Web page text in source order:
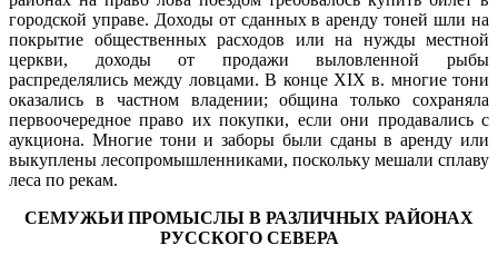
городской управе. Доходы от сданных в аренду тоней шли на
покрытие общественных расходов или на нужды местной
церкви, доходы от продажи выловленной рыбы
распределялись между ловцами. В конце XIX в. многие тони
оказались в частном владении; община только сохраняла
первоочередное право их покупки, если они продавались с
аукциона. Многие тони и заборы были сданы в аренду или
выкуплены лесопромышленниками, поскольку мешали сплаву
леса по рекам.
СЕМУЖЬИ ПРОМЫСЛЫ В РАЗЛИЧНЫХ РАЙОНАХ
РУССКОГО СЕВЕРА